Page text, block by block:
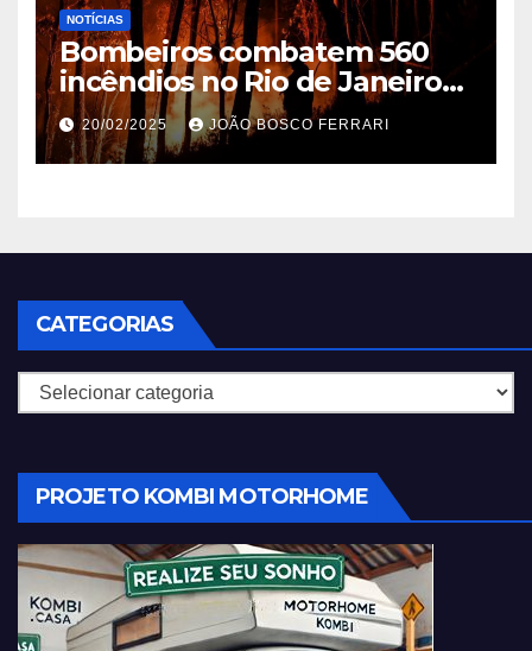
NOTÍCIAS
Bombeiros combatem 560
incêndios no Rio de Janeiro
em 2025
20/02/2025 JOÃO BOSCO FERRARI
CATEGORIAS
Categorias
PROJETO KOMBI MOTORHOME